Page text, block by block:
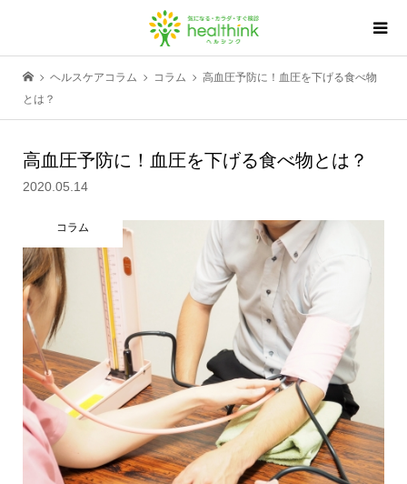
ヘルスケアコラム コラム
高血圧予防に！血圧を下げる食べ物
とは？
高血圧予防に！血圧を下げる食べ物とは？
2020.05.14
コラム